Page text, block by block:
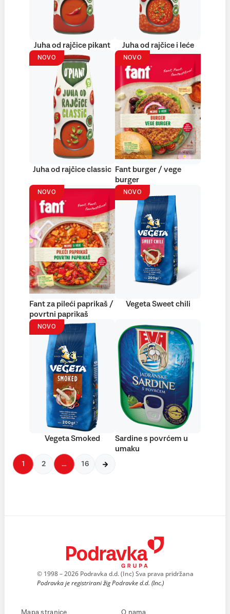
Juha od rajčice pikant Juha od rajčice i leće
NOVO
Juha od rajčice classic
NOVO
Fant burger / vege
burger
NOVO
Fant za pileći paprikaš /
povrtni paprikaš
NOVO
Vegeta Sweet chili
NOVO
Vegeta Smoked
Sardine s povrćem u
umaku
1 2 … 16
© 1998 – 2026 Podravka d.d. (Inc) Sva prava pridržana
Podravka je registrirani žig Podravke d.d. (Inc.)
Mapa stranice O nama